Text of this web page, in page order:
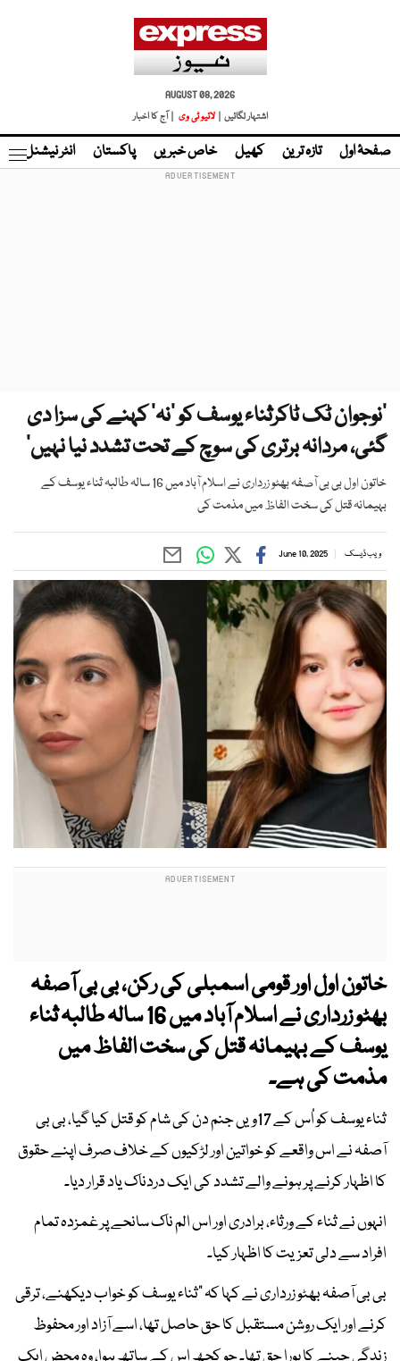
AUGUST 08, 2026
اشتہار لگائیں |
لائیو ٹی وی | آج کا اخبار
صفحۂ اول تازہ ترین کھیل خاص خبریں پاکستان انٹر نیشنل
’نوجوان ٹک ٹاکرثناء یوسف کو ‘نہ’ کہنے کی سزا دی
گئی، مردانہ برتری کی سوچ کے تحت تشدد نیا نہیں’
خاتون اول بی بی آصفہ بھٹو زرداری نے اسلام آباد میں 16 سالہ طالبہ ثناء یوسف کے
بہیمانہ قتل کی سخت الفاظ میں مذمت کی
ویب ڈیسک June 10, 2025
خاتون اول اور قومی اسمبلی کی رکن، بی بی آصفہ
بھٹو زرداری نے اسلام آباد میں 16 سالہ طالبہ ثناء
یوسف کے بہیمانہ قتل کی سخت الفاظ میں
مذمت کی ہے۔
ثناء یوسف کو اُس کے 17ویں جنم دن کی شام کو قتل کیا گیا، بی بی
آصفہ نے اس واقعے کو خواتین اور لڑکیوں کے خلاف صرف اپنے حقوق
کا اظہار کرنے پر ہونے والے تشدد کی ایک دردناک یاد قرار دیا۔
انہوں نے ثناء کے ورثاء، برادری اور اس الم ناک سانحے پر غمزدہ تمام
افراد سے دلی تعزیت کا اظہار کیا۔
بی بی آصفہ بھٹو زرداری نے کہا کہ “ثناء یوسف کو خواب دیکھنے، ترقی
کرنے اور ایک روشن مستقبل کا حق حاصل تھا، اسے آزاد اور محفوظ